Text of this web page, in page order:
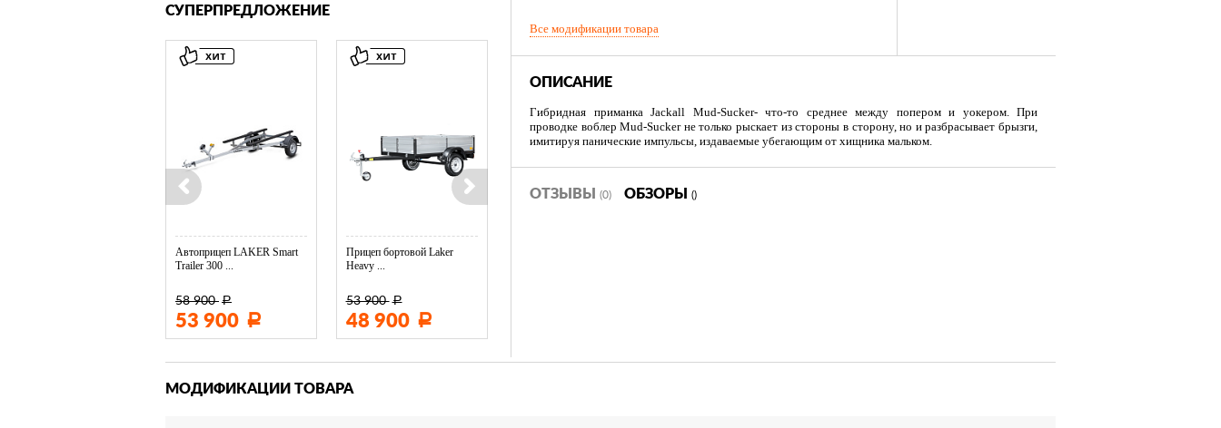
Все модификации товара
ОПИСАНИЕ
Гибридная приманка Jackall Mud-Sucker- что-то среднее между попером и уокером. При
проводке воблер Mud-Sucker не только рыскает из стороны в сторону, но и разбрасывает брызги,
имитируя панические импульсы, издаваемые убегающим от хищника мальком.
ОТЗЫВЫ (0) ОБЗОРЫ ()
СУПЕРПРЕДЛОЖЕНИЕ
Автоприцеп LAKER Smart
Trailer 300 ...
58 900 Р
53 900 Р
Прицеп бортовой Laker
Heavy ...
53 900 Р
48 900 Р
МОДИФИКАЦИИ ТОВАРА